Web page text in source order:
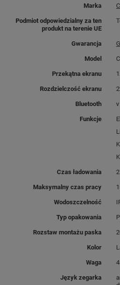
Zniszcz
Dodaj nowoczesnego
smart detale
Poznaj Colorum, pierwszy
. Łap
wyjdź poza schemat, by
DESIGN X
Marka
Podmiot odpowiedzialny za ten
produkt na terenie UE
Gwarancja
Model
Przekątna ekranu
Rozdzielczość ekranu
Bluetooth
Funkcje
Czas ładowania
Maksymalny czas pracy
Wodoszczelność
Typ opakowania
Rozstaw montażu paska
Kolor
Waga
Język zegarka